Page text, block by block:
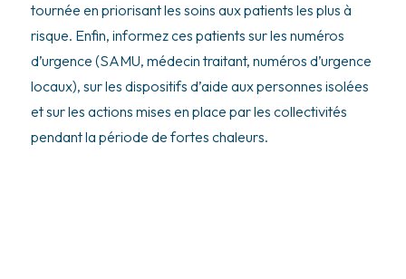
tournée en priorisant les soins aux patients les plus à
risque. Enfin, informez ces patients sur les numéros
d’urgence (SAMU, médecin traitant, numéros d’urgence
locaux), sur les dispositifs d’aide aux personnes isolées
et sur les actions mises en place par les collectivités
pendant la période de fortes chaleurs.